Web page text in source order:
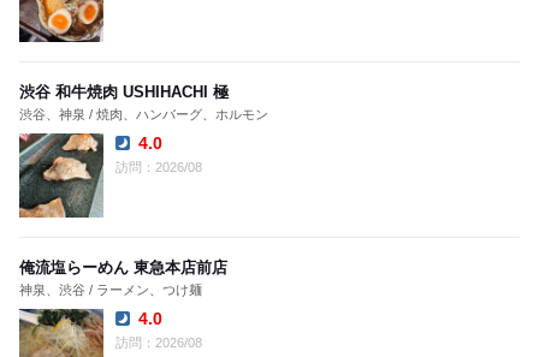
渋谷 和牛焼肉 USHIHACHI 極
渋谷、神泉 / 焼肉、ハンバーグ、ホルモン
Dinner:
4.0
訪問：2026/08
俺流塩らーめん 東急本店前店
神泉、渋谷 / ラーメン、つけ麺
Dinner:
4.0
訪問：2026/08